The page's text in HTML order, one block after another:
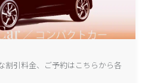
割引料金、ご予約はこちらから各